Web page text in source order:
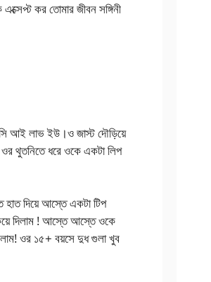
কর তোমার জীবন সঙ্গিনী
আই লাভ ইউ।ও জাস্ট দৌড়িয়ে
থুতনিতে ধরে ওকে একটা লিপ
দিয়ে আস্তে একটা টিপ
দিলাম ! আস্তে আস্তে ওকে
ওর ১৫+ বয়সে দুধ গুলা খুব